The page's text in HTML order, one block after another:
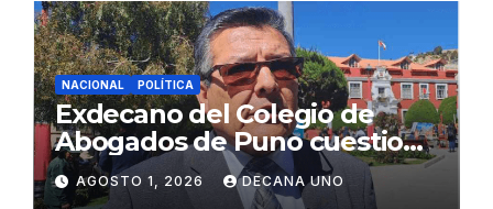
NACIONAL POLÍTICA
Exdecano del Colegio de
Abogados de Puno cuestiona
propuestas sobre seguridad
ciudadana
AGOSTO 1, 2026 DECANA UNO